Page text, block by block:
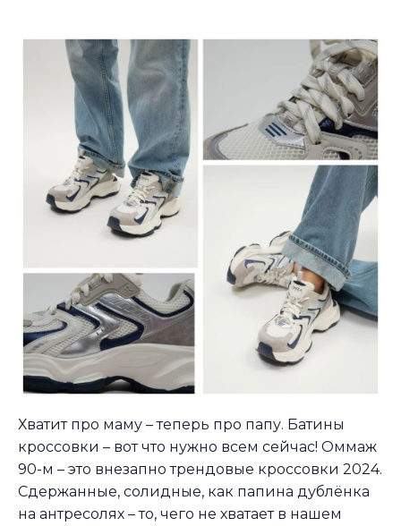
Хватит про маму – теперь про папу. Батины
кроссовки – вот что нужно всем сейчас! Оммаж
90-м – это внезапно трендовые кроссовки 2024.
Сдержанные, солидные, как папина дублёнка
на антресолях – то, чего не хватает в нашем